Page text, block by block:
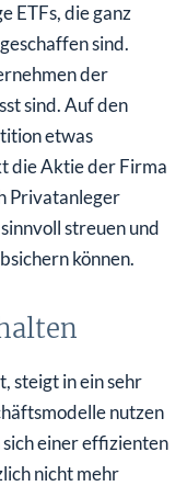
ETFs, die ganz
sind.
der
sind. Auf den
etwas
die Aktie der Firma
Privatanleger
streuen und
können.
steigt in ein sehr
nutzen
einer effizienten
nicht mehr